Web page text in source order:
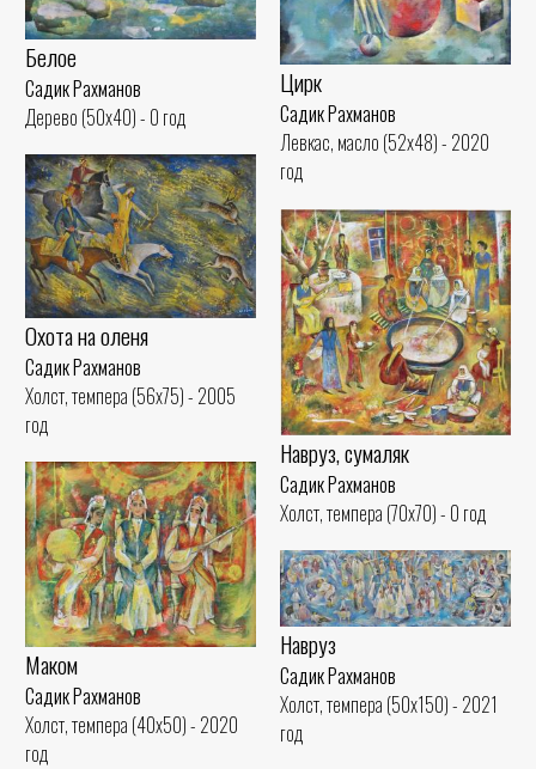
Белое
Садик Рахманов
Дерево (50x40) - 0 год
Цирк
Садик Рахманов
Левкас, масло (52x48) - 2020
год
Охота на оленя
Садик Рахманов
Холст, темпера (56x75) - 2005
год
Навруз, сумаляк
Садик Рахманов
Холст, темпера (70x70) - 0 год
Маком
Садик Рахманов
Холст, темпера (40x50) - 2020
год
Навруз
Садик Рахманов
Холст, темпера (50x150) - 2021
год